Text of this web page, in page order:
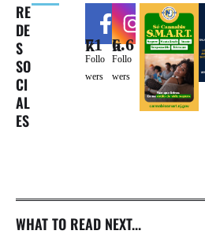
RE
DE
S
SO
CI
AL
ES
71k
Follo
wers
6.6k
Follo
wers
WHAT TO READ NEXT...